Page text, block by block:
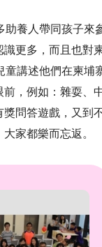
助養人帶同孩子來
更多，而且也對
童講述他們在柬埔
，例如：雜耍、
問答遊戲，又到
家都樂而忘返。